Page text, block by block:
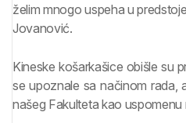
želim mnogo uspeha u
Jovanović.
Kineske košarkašice obišle su
se upoznale sa načinom rada,
našeg Fakulteta kao